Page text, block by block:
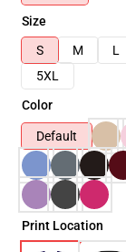
Size
S
M L
5XL
Color
Default
Print Location